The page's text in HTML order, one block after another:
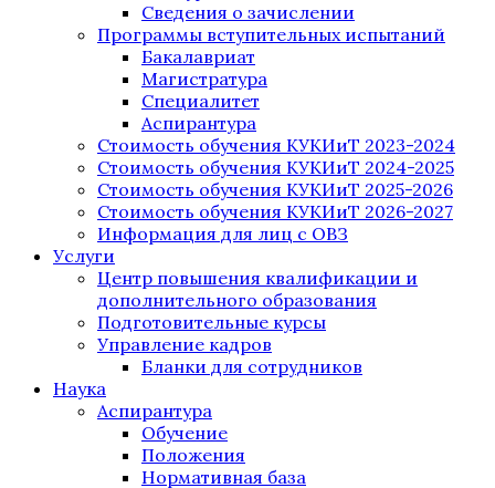
Сведения о зачислении
Программы вступительных испытаний
Бакалавриат
Магистратура
Специалитет
Аспирантура
Стоимость обучения КУКИиТ 2023-2024
Стоимость обучения КУКИиТ 2024-2025
Стоимость обучения КУКИиТ 2025-2026
Стоимость обучения КУКИиТ 2026-2027
Информация для лиц с ОВЗ
Услуги
Центр повышения квалификации и
дополнительного образования
Подготовительные курсы
Управление кадров
Бланки для сотрудников
Наука
Аспирантура
Обучение
Положения
Нормативная база